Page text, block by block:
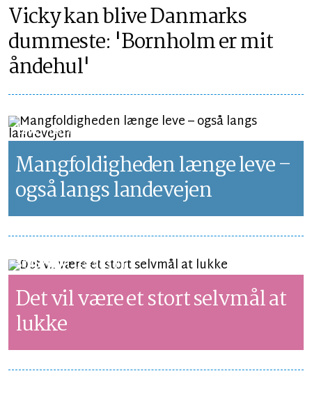
Vicky kan blive Danmarks
dummeste: 'Bornholm er mit
åndehul'
LEDERLÆSETID 1 MIN.
Mangfoldigheden længe leve –
også langs landevejen
SYNSPUNKT LÆSETID 3 MIN.
Det vil være et stort selvmål at
lukke